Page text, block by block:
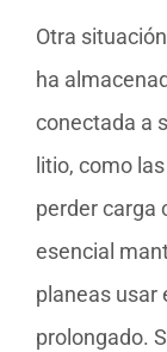
Otra
ha
conectada a
litio, como
perder carga
esencial
planeas usar
prolongado.